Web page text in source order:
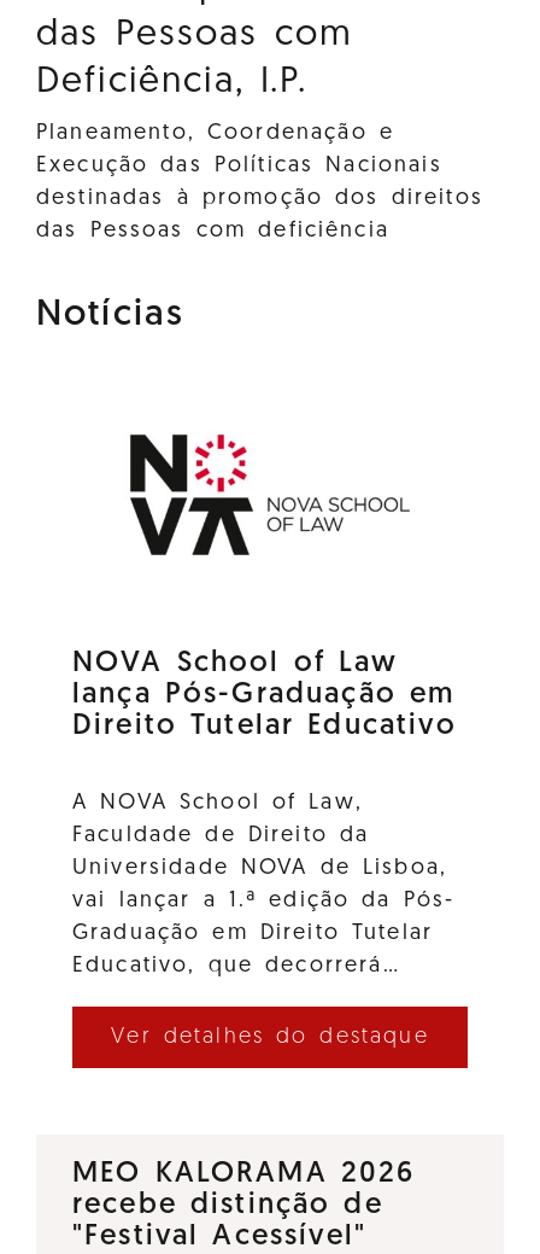
das Pessoas com
Deficiência, I.P.
Planeamento, Coordenação e
Execução das Políticas Nacionais
destinadas à promoção dos direitos
das Pessoas com deficiência
Notícias
NOVA School of Law
lança Pós-Graduação em
Direito Tutelar Educativo
A NOVA School of Law,
Faculdade de Direito da
Universidade NOVA de Lisboa,
vai lançar a 1.ª edição da Pós-
Graduação em Direito Tutelar
Educativo, que decorrerá…
Ver detalhes do destaque
MEO KALORAMA 2026
recebe distinção de
"Festival Acessível"